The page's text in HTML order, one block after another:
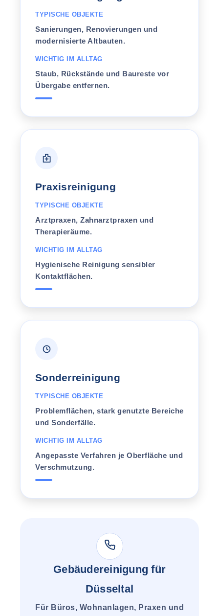
TYPISCHE OBJEKTE
Sanierungen, Renovierungen und
modernisierte Altbauten.
WICHTIG IM ALLTAG
Staub, Rückstände und Baureste vor
Übergabe entfernen.
Praxisreinigung
TYPISCHE OBJEKTE
Arztpraxen, Zahnarztpraxen und
Therapieräume.
WICHTIG IM ALLTAG
Hygienische Reinigung sensibler
Kontaktflächen.
Sonderreinigung
TYPISCHE OBJEKTE
Problemflächen, stark genutzte Bereiche
und Sonderfälle.
WICHTIG IM ALLTAG
Angepasste Verfahren je Oberfläche und
Verschmutzung.
Gebäudereinigung für
Düsseltal
Für Büros, Wohnanlagen, Praxen und